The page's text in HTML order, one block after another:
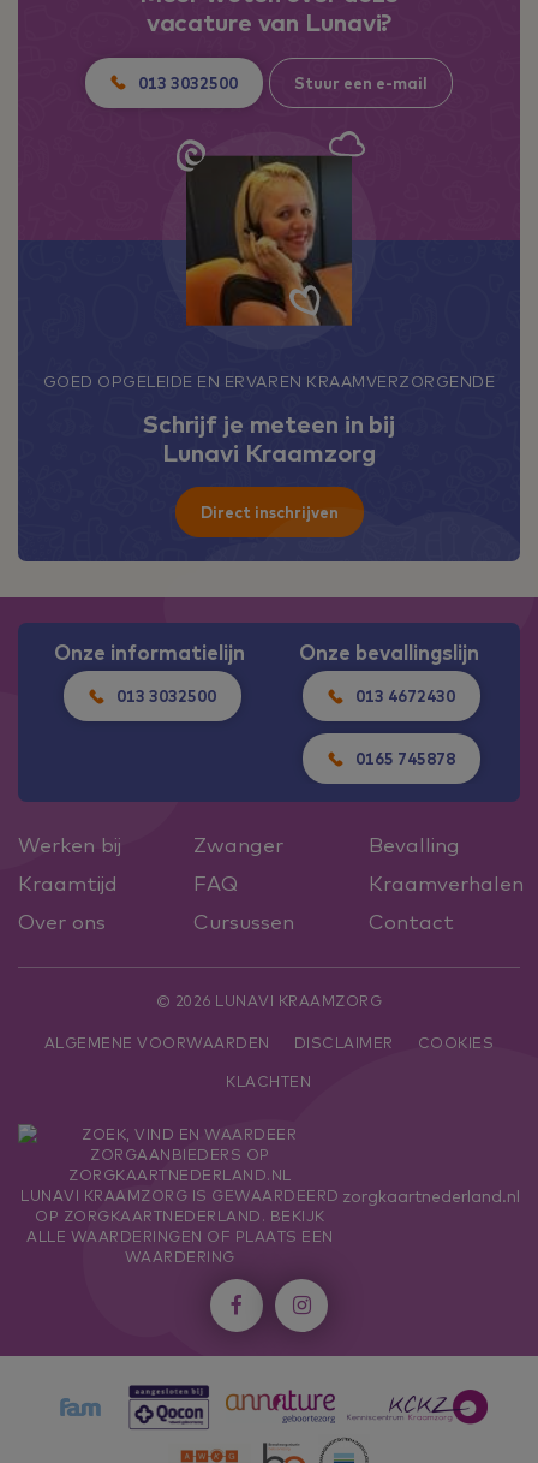
vacature van Lunavi?
013 3032500 Stuur een e-mail
GOED OPGELEIDE EN ERVAREN KRAAMVERZORGENDE
Schrijf je meteen in bij
Lunavi Kraamzorg
Direct inschrijven
Onze informatielijn
013 3032500
Onze bevallingslijn
013 4672430
0165 745878
Werken bij Zwanger
Bevalling
Kraamtijd
FAQ
Kraamverhalen
Over ons
Cursussen Contact
© 2026 LUNAVI KRAAMZORG
ALGEMENE VOORWAARDEN DISCLAIMER
COOKIES
KLACHTEN
LUNAVI KRAAMZORG IS GEWAARDEERD
OP ZORGKAARTNEDERLAND. BEKIJK
ALLE WAARDERINGEN OF PLAATS EEN
WAARDERING
zorgkaartnederland.nl
 